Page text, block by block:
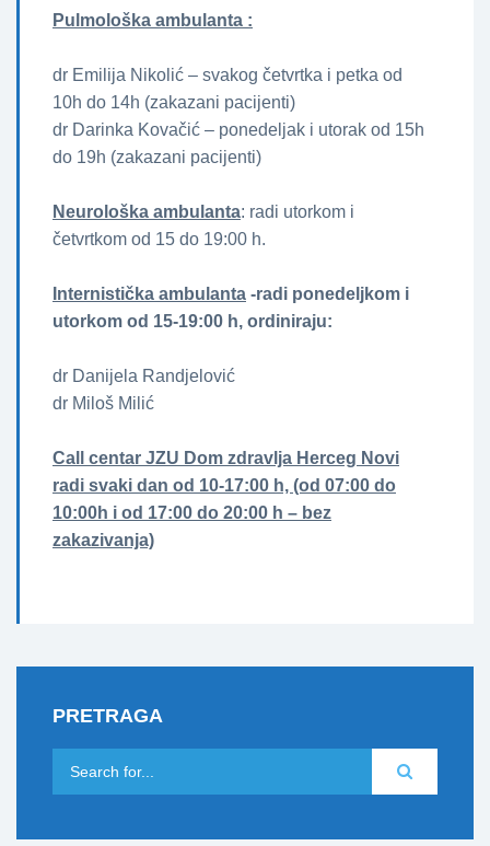
Pulmološka ambulanta :
dr Emilija Nikolić – svakog četvrtka i petka od
10h do 14h (zakazani pacijenti)
dr Darinka Kovačić – ponedeljak i utorak od 15h
do 19h (zakazani pacijenti)
Neurološka ambulanta: radi utorkom i
četvrtkom od 15 do 19:00 h.
Internistička ambulanta -radi ponedeljkom i
utorkom od 15-19:00 h, ordiniraju:
dr Danijela Randjelović
dr Miloš Milić
Call centar JZU Dom zdravlja Herceg Novi
radi svaki dan od 10-17:00 h, (od 07:00 do
10:00h i od 17:00 do 20:00 h – bez
zakazivanja)
PRETRAGA